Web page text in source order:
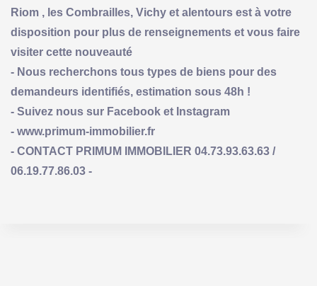
Riom , les Combrailles, Vichy et alentours est à votre
disposition pour plus de renseignements et vous faire
visiter cette nouveauté
- Nous recherchons tous types de biens pour des
demandeurs identifiés, estimation sous 48h !
- Suivez nous sur Facebook et Instagram
- www.primum-immobilier.fr
- CONTACT PRIMUM IMMOBILIER 04.73.93.63.63 /
06.19.77.86.03 -